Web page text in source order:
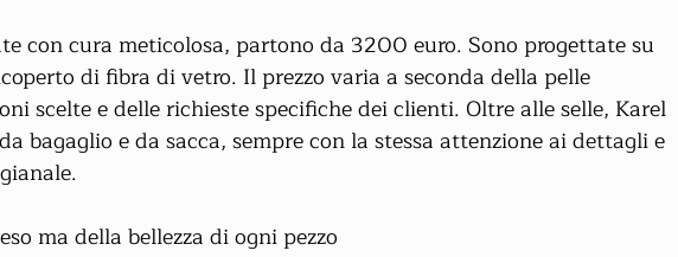
con cura meticolosa, partono da 3200 euro. Sono progettate su
di fibra di vetro. Il prezzo varia a seconda della pelle
scelte e delle richieste specifiche dei clienti. Oltre alle selle, Karel
bagaglio e da sacca, sempre con la stessa attenzione ai dettagli e
ma della bellezza di ogni pezzo